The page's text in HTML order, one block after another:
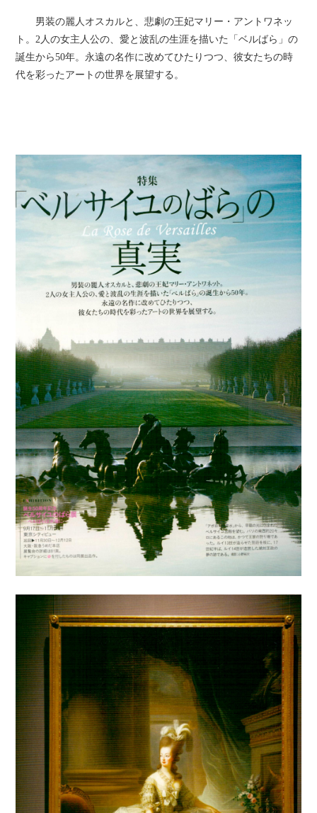
男装の麗人オスカルと、悲劇の王妃マリー・アントワネッ
ト。2人の女主人公の、愛と波乱の生涯を描いた「ベルばら」の
誕生から50年。永遠の名作に改めてひたりつつ、彼女たちの時
代を彩ったアートの世界を展望する。